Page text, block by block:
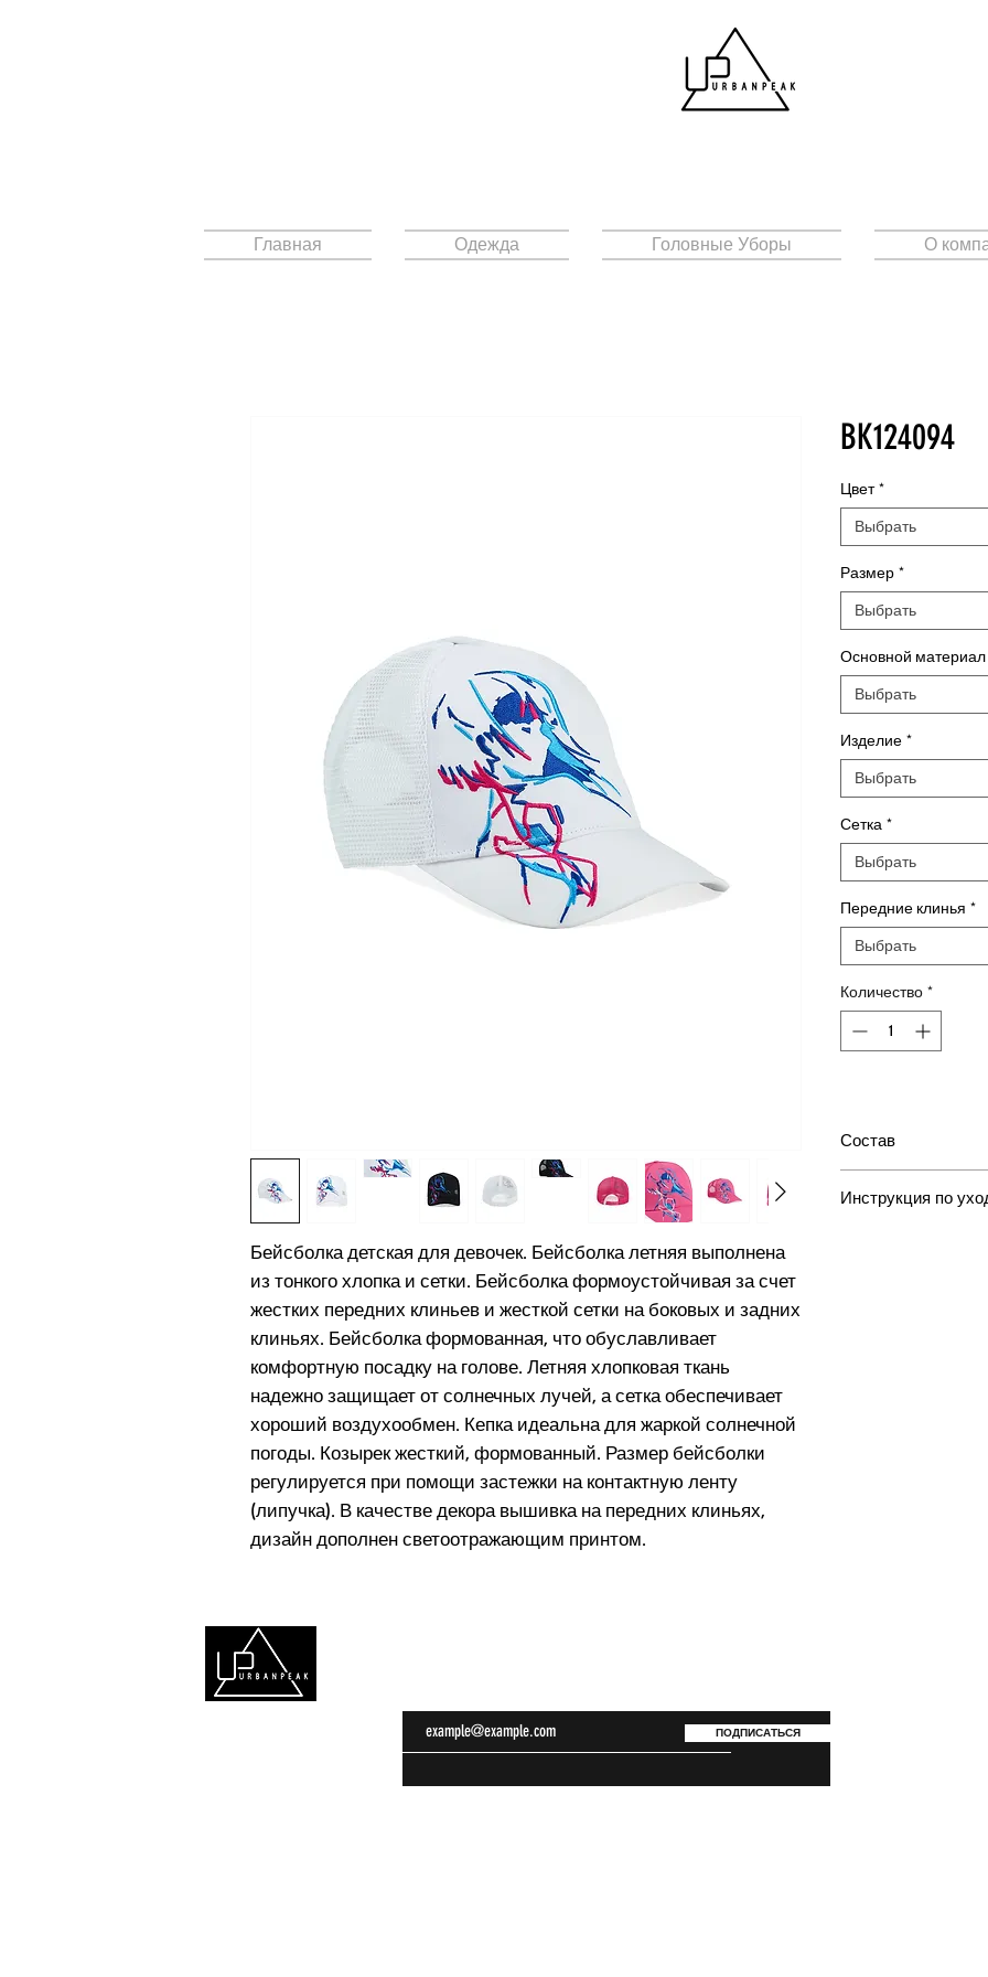
Главная Одежда Головные Уборы О
Бейсболка детская для девочек. Бейсболка летняя выполнена
из тонкого хлопка и сетки. Бейсболка формоустойчивая за счет
жестких передних клиньев и жесткой сетки на боковых и задних
клиньях. Бейсболка формованная, что обуславливает
комфортную посадку на голове. Летняя хлопковая ткань
надежно защищает от солнечных лучей, а сетка обеспечивает
хороший воздухообмен. Кепка идеальна для жаркой солнечной
погоды. Козырек жесткий, формованный. Размер бейсболки
регулируется при помощи застежки на контактную ленту
(липучка). В качестве декора вышивка на передних клиньях,
дизайн дополнен светоотражающим принтом.
BK124094
Цвет *
Выбрать
Размер *
Выбрать
Основной материал
Выбрать
Изделие *
Выбрать
Сетка *
Выбрать
Передние клинья *
Выбрать
Количество *
Состав
Инструкция по
ПОДПИСАТЬСЯ